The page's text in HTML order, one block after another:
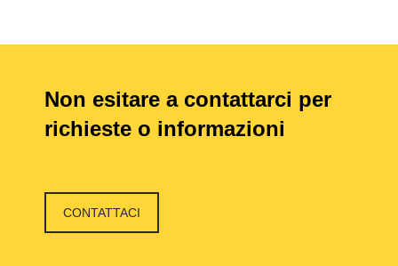
Non esitare a contattarci per
richieste o informazioni
CONTATTACI